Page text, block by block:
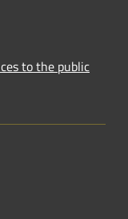
to the public